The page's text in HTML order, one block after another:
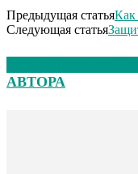
Предыдущая статьяКак
Следующая статья
АВТОРА